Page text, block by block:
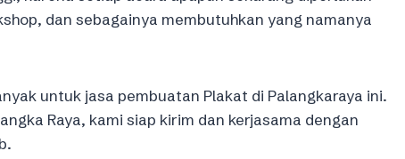
dan sebagainya membutuhkan yang namanya
untuk jasa pembuatan Plakat di Palangkaraya ini.
Raya, kami siap kirim dan kerjasama dengan